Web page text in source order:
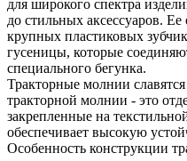
для широкого спектра
до стильных аксессуаров. Ее
крупных пластиковых
гусеницы, которые
специального бегунка.
Тракторные молнии
тракторной молнии - это
закрепленные на
обеспечивает высокую
Особенность конструкции